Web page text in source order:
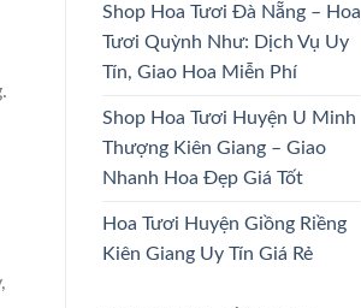
Shop Hoa Tươi Đà Nẵng – Hoa
Tươi Quỳnh Như: Dịch Vụ Uy
Tín, Giao Hoa Miễn Phí
Shop Hoa Tươi Huyện U Minh
Thượng Kiên Giang – Giao
Nhanh Hoa Đẹp Giá Tốt
Hoa Tươi Huyện Giồng Riềng
Kiên Giang Uy Tín Giá Rẻ